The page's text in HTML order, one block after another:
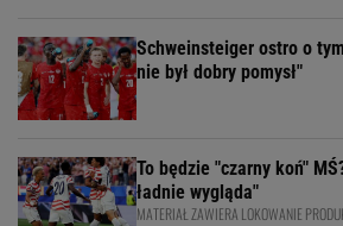
Schweinsteiger ostro o
nie był dobry pomysł"
To będzie "czarny koń"
ładnie wygląda"
MATERIAŁ ZAWIERA LOKOWANIE